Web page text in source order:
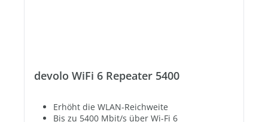
devolo WiFi 6 Repeater 5400
Erhöht die WLAN-Reichweite
Bis zu 5400 Mbit/s über Wi-Fi 6